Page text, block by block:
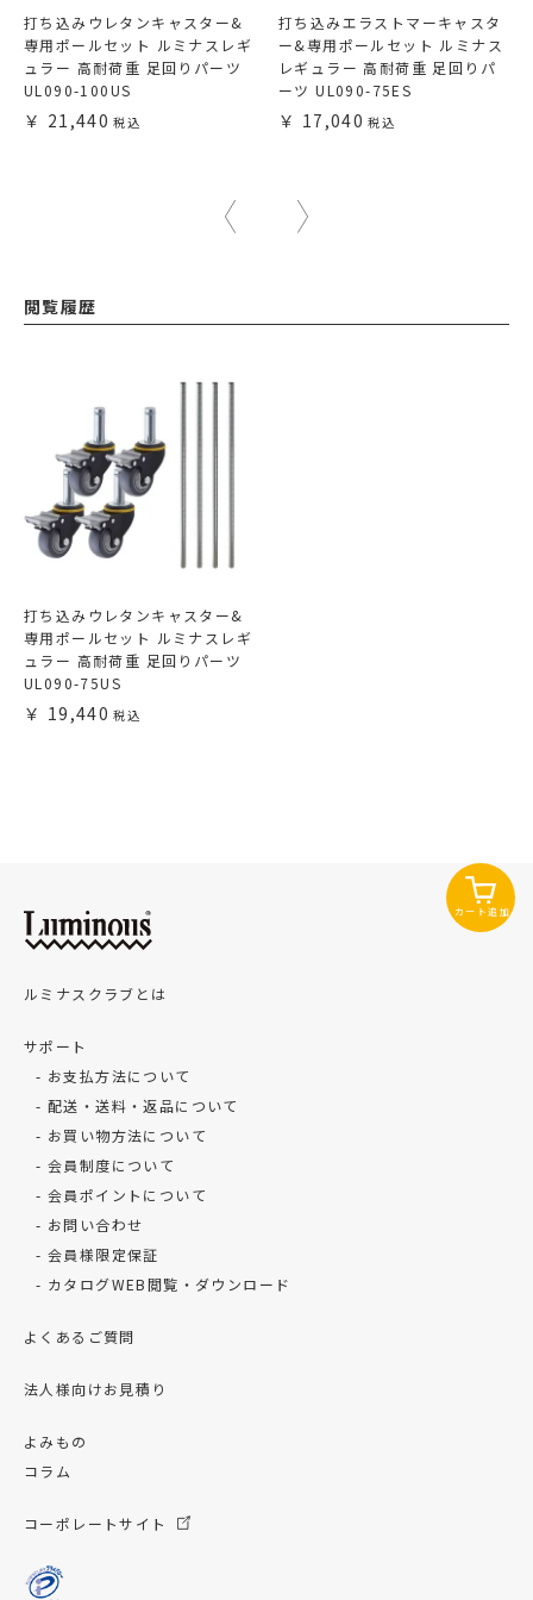
打ち込みウレタンキャスター&
専用ポールセット ルミナスレギ
ュラー 高耐荷重 足回りパーツ
UL090-100US
21,440
打ち込みエラストマーキャスタ
ー&専用ポールセット ルミナス
レギュラー 高耐荷重 足回りパ
ーツ UL090-75ES
17,040
閲覧履歴
打ち込みウレタンキャスター&
専用ポールセット ルミナスレギ
ュラー 高耐荷重 足回りパーツ
UL090-75US
19,440
カート追加
ルミナスクラブとは
サポート
お支払方法について
配送・送料・返品について
お買い物方法について
会員制度について
会員ポイントについて
お問い合わせ
会員様限定保証
カタログWEB閲覧・ダウンロード
よくあるご質問
法人様向けお見積り
よみもの
コラム
コーポレートサイト